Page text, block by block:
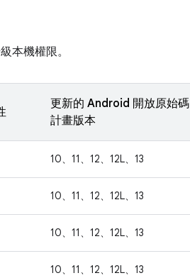
本機權限。
更新的 Android 開放原始碼
計畫版本
10、11、12、12L、13
10、11、12、12L、13
10、11、12、12L、13
10、11、12、12L、13